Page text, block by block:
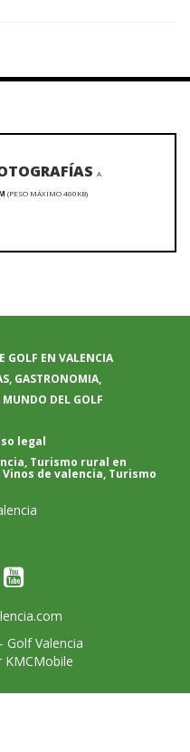
A
(PESO MÁXIMO 400KB)
GOLF EN VALENCIA
GASTRONOMIA,
DEL GOLF
legal
, Turismo rural en
Vinos de valencia, Turismo
Golf Valencia
KMCMobile